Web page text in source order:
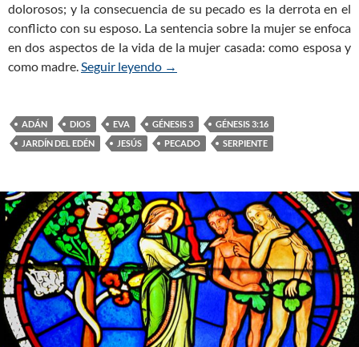
dolorosos; y la consecuencia de su pecado es la derrota en el
conflicto con su esposo. La sentencia sobre la mujer se enfoca
en dos aspectos de la vida de la mujer casada: como esposa y
como madre.Seguir leyendo Génesis 3:16 — El Pacto Adámico:
→
ADÁN DIOS EVA GÉNESIS 3
GÉNESIS 3:16
JARDÍN DEL EDÉN
JESÚS PECADO SERPIENTE